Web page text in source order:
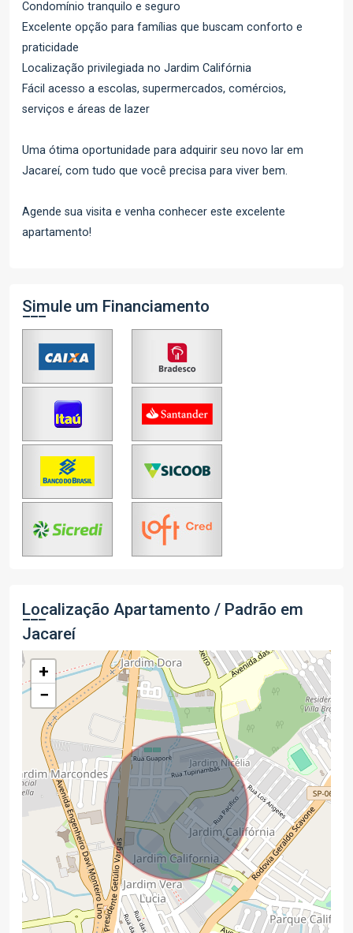
Condomínio tranquilo e seguro
Excelente opção para famílias que buscam conforto e
praticidade
Localização privilegiada no Jardim Califórnia
Fácil acesso a escolas, supermercados, comércios,
serviços e áreas de lazer
Uma ótima oportunidade para adquirir seu novo lar em
Jacareí, com tudo que você precisa para viver bem.
Agende sua visita e venha conhecer este excelente
apartamento!
Simule um Financiamento
Localização Apartamento / Padrão em
Jacareí
+
−